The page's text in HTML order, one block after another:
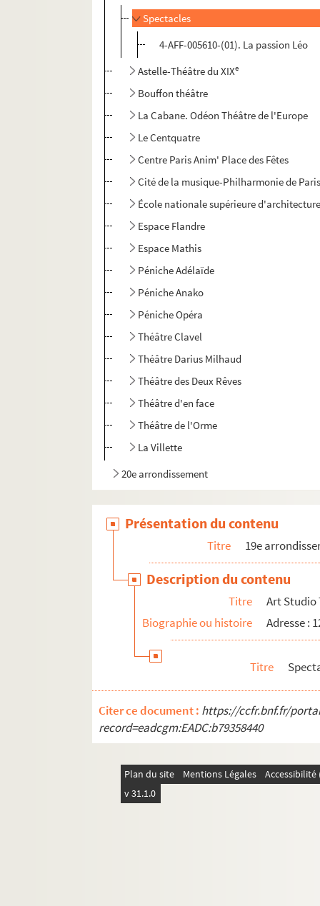
Spectacles
4-AFF-005610-(01). La passion Léo
Astelle-Théâtre du XIXe
Bouffon théâtre
La Cabane. Odéon Théâtre de l'Europe
Le Centquatre
Centre Paris Anim' Place des Fêtes
Cité de la musique-Philharmonie de
École nationale supérieure
Espace Flandre
Espace Mathis
Péniche Adélaïde
Péniche Anako
Péniche Opéra
Théâtre Clavel
Théâtre Darius Milhaud
Théâtre des Deux Rêves
Théâtre d'en face
Théâtre de l'Orme
La Villette
20e arrondissement
Présentation du contenu
Titre 19e
Description du contenu
Titre
Art Studio
Biographie ou histoire
Adresse :
Titre
Citer ce document : https://ccfr.bnf.fr/
record=eadcgm:EADC:b79358440
Plan du site Mentions Légales
v 31.1.0